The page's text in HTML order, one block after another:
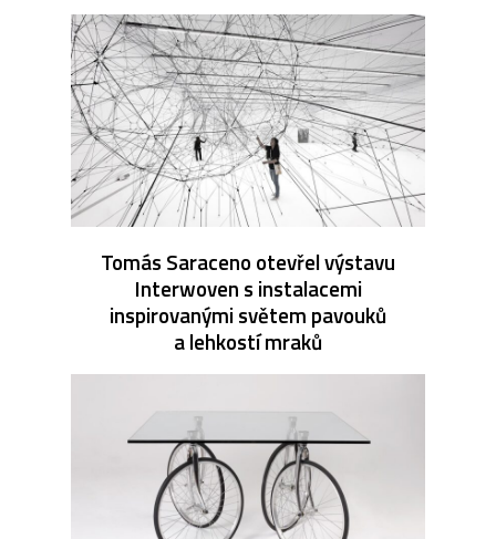
Tomás Saraceno otevřel výstavu
Interwoven s instalacemi
inspirovanými světem pavouků
a lehkostí mraků